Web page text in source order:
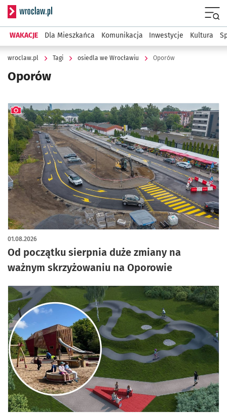
Serwis informacyjny wroclaw.pl
WAKACJE Dla Mieszkańca Komunikacja Inwestycje Kultura
wroclaw.pl Tagi osiedla we Wrocławiu Oporów
Oporów
Od początku sierpnia duże zmiany na
ważnym skrzyżowaniu na Oporowie
01.08.2026
artykuł z galerią zdjęć